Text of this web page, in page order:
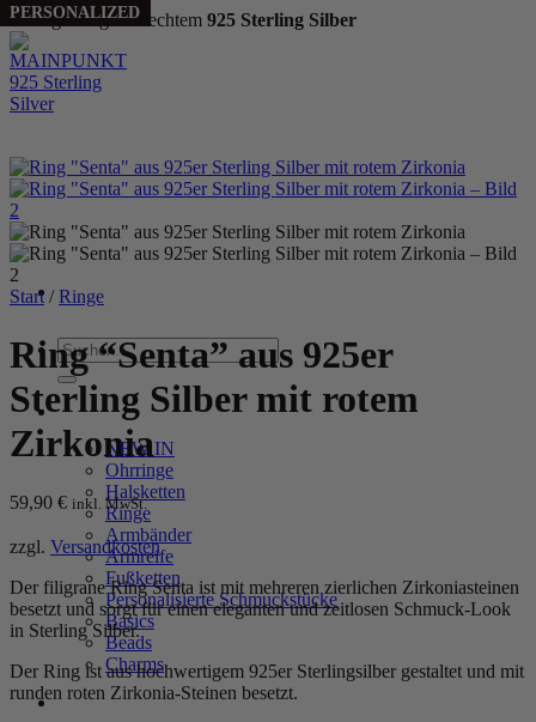
Handgefertigt aus echtem 925 Sterling Silber
Zum
Inhalt
springen
Suchen
nach:
WOMEN
NEW IN
Ohrringe
Halsketten
Ringe
Armbänder
Armreife
Fußketten
Personalisierte Schmuckstücke
Basics
Beads
Charms
MEN
Start / Ringe
Ring “Senta” aus 925er
Sterling Silber mit rotem
Zirkonia
59,90 € inkl. MwSt.
zzgl. Versandkosten
Der filigrane Ring Senta ist mit mehreren zierlichen Zirkoniasteinen
besetzt und sorgt für einen eleganten und zeitlosen Schmuck-Look
in Sterling Silber.
Der Ring ist aus hochwertigem 925er Sterlingsilber gestaltet und mit
runden roten Zirkonia-Steinen besetzt.
BESTSELLER
BESTSELLER
PERSONALIZED
PERSONALIZED